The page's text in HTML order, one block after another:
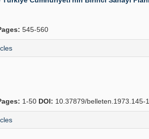
545-560
1-50 DOI: 10.37879/belleten.1973.145-1